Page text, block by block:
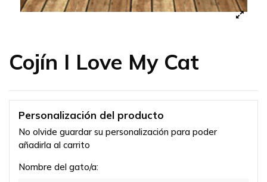
Cojín I Love My Cat
Personalización del producto
No olvide guardar su personalización para poder
añadirla al carrito
Nombre del gato/a: